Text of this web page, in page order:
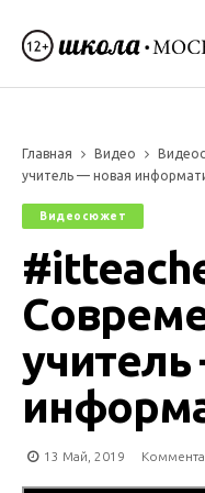
Главная Видео
учитель — новая
Видеосюжет
13 Май, 2019